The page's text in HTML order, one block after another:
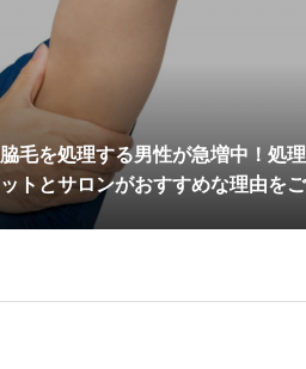
脇毛を処理する男性が急増中！処
ットとサロンがおすすめな理由をご